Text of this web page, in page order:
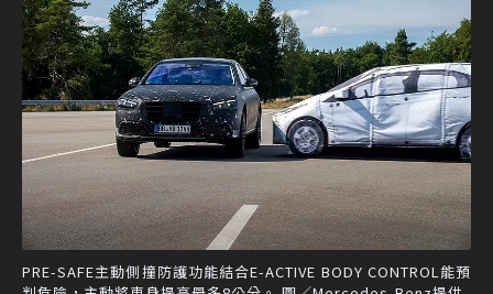
PRE-SAFE主動側撞防護功能結合E-ACTIVE BODY CONTROL能預